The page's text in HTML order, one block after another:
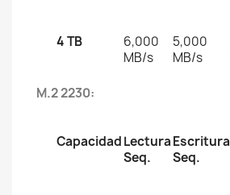
4 TB
6,000
MB/s
5,000
MB/s
M.2 2230:
CapacidadLectura
Seq.
Escritura
Seq.